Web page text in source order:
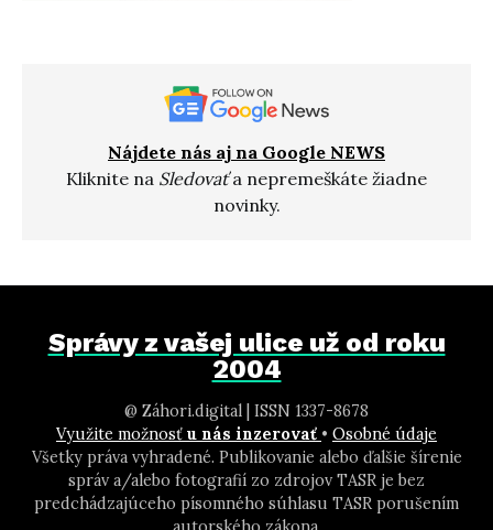
Nájdete nás aj na Google NEWS
Kliknite na Sledovaťa nepremeškáte žiadne
novinky.
Správy z vašej ulice už od roku
2004
@ Záhori.digital | ISSN 1337-8678
Využite možnosť u nás inzerovať • Osobné údaje
Všetky práva vyhradené. Publikovanie alebo ďalšie šírenie
správ a/alebo fotografií zo zdrojov TASR je bez
predchádzajúceho písomného súhlasu TASR porušením